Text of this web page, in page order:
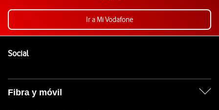
Ir a Mi Vodafone
SocialEnlaces a las redes sociales de Vodafone
Fibra y móvil